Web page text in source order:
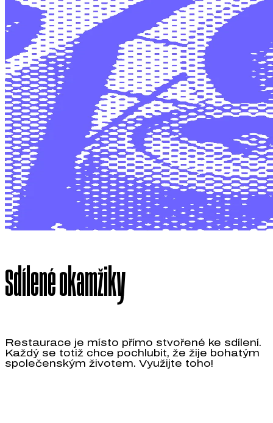
Sdílené okamžiky
Restaurace je místo přímo stvořené ke sdílení.
Každý se totiž chce pochlubit, že žije bohatým
společenským životem. Využijte toho!